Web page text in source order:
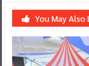
You May Also